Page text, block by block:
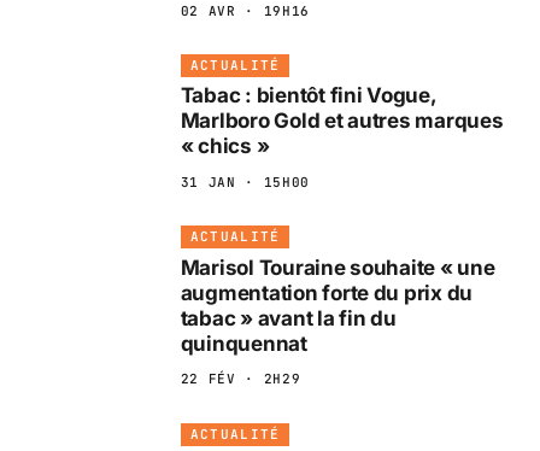
02 AVR · 19H16
ACTUALITÉ
Tabac : bientôt fini Vogue,
Marlboro Gold et autres marques
« chics »
31 JAN · 15H00
ACTUALITÉ
Marisol Touraine souhaite « une
augmentation forte du prix du
tabac » avant la fin du
quinquennat
22 FÉV · 2H29
ACTUALITÉ